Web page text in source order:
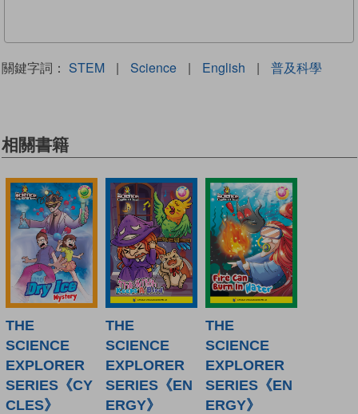
關鍵字詞： STEM | Science | English | 普及科學
相關書籍
THE
SCIENCE
EXPLORER
SERIES《CY
CLES》
THE
SCIENCE
EXPLORER
SERIES《EN
ERGY》
THE
SCIENCE
EXPLORER
SERIES《EN
ERGY》